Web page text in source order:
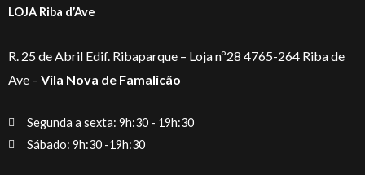
LOJA Riba d’Ave
R. 25 de Abril Edif. Ribaparque – Loja nº28 4765-264 Riba de
Ave – Vila Nova de Famalicão
Segunda a sexta: 9h:30 - 19h:30
Sábado: 9h:30 -19h:30